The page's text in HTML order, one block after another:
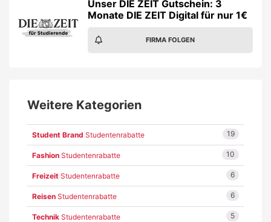
Unser DIE ZEIT Gutschein: 3
Monate DIE ZEIT Digital für nur 1€
FIRMA FOLGEN
Weitere Kategorien
Student Brand Studentenrabatte 19
Fashion Studentenrabatte 10
Freizeit Studentenrabatte 6
Reisen Studentenrabatte 6
Technik Studentenrabatte 5